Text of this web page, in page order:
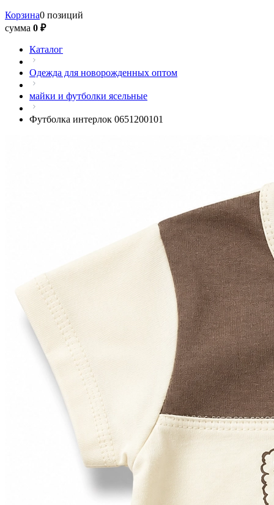
Корзина0 позиций
сумма 0 ₽
Каталог
Одежда для новорожденных оптом
майки и футболки ясельные
Футболка интерлок 0651200101